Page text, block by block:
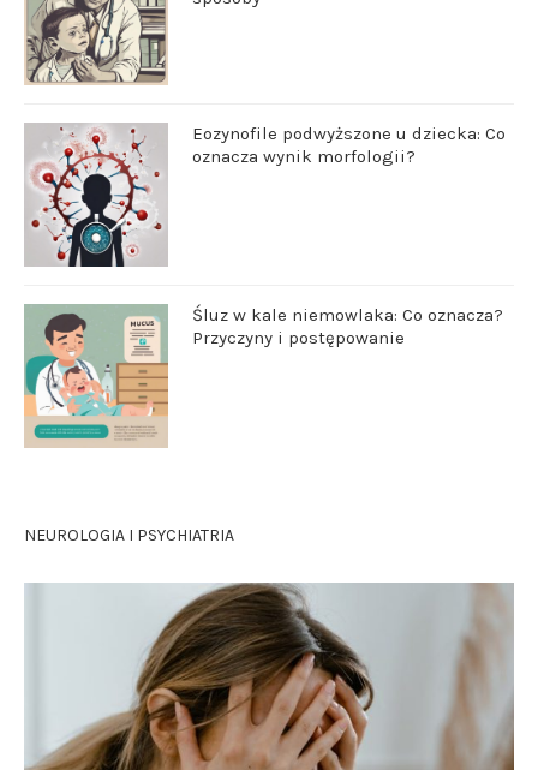
Eozynofile podwyższone u dziecka: Co
oznacza wynik morfologii?
Śluz w kale niemowlaka: Co oznacza?
Przyczyny i postępowanie
NEUROLOGIA I PSYCHIATRIA